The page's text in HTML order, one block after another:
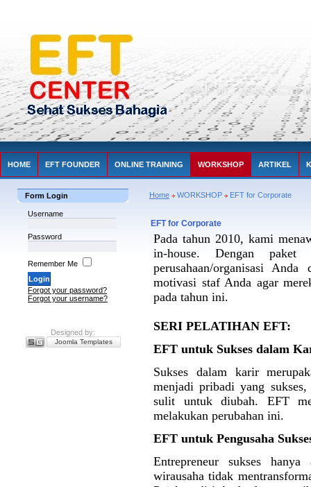
HOME EFT FOUNDER ONLINE TRAINING WORKSHOP ARTIKEL
Form Login
Username
Password
Remember Me
Forgot your password?
Forgot your username?
Designed by:
Joomla Templates
Home WORKSHOP EFT for Corporate
EFT for Corporate
Pada tahun 2010, kami
in-house. Dengan
perusahaan/organisasi
motivasi staf Anda agar
pada tahun ini.
SERI PELATIHAN EFT:
EFT untuk Sukses dalam
Sukses dalam karir
menjadi pribadi yang
sulit untuk diubah. EFT
melakukan perubahan ini.
EFT untuk Pengusaha
Entrepreneur sukses
wirausaha tidak